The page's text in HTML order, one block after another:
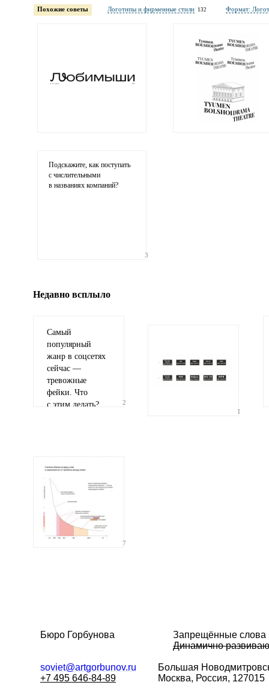
обязательны полностью для публикации
Электронная
гиф или джипег шириной не более 700 пикселей
Похожие советы Логотипы и фирменные стили 132 Формат:
Подскажите, как поступать
с числительными
в названиях компаний?
3
Недавно всплыло
Самый
популярный
жанр в соцсетях
сейчас —
тревожные
фейки. Что
с этим делать?
2
1
7
Бюро Горбунова
Запрещённые слова
Динамично
soviet@artgorbunov.ru
+7 495 646-84-89
Большая
Москва, Россия, 127015